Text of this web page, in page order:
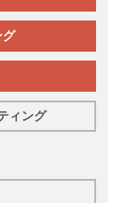
グ
ィング